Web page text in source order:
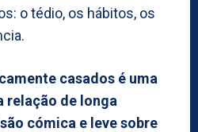
o tédio, os hábitos, os
casados é uma
relação de longa
cómica e leve sobre